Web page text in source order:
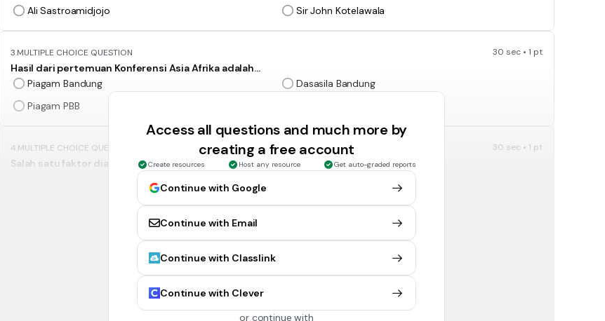
Ali Sastroamidjojo
Sir John Kotelawala
3.MULTIPLE CHOICE QUESTION 30 sec • 1 pt
Hasil dari pertemuan Konferensi Asia Afrika adalah...
Piagam Bandung
Dasasila Bandung
Piagam PBB
4. MULTIPLE CHOICE QUESTION 30 sec • 1 pt
Salah satu faktor diadakannya Konferensi Asia Afrika?
Kemenangan Jepang atas Rusia
Pemboman Nagasaki dan Hiroshima
Aksi anarkis di berbagai negara Asia
Berikut agenda yang dibicarakan dalam Konferensi Asia Afrika, kecuali...
Kerjasama budaya
Access all questions and much more by
creating a free account
Create resources Host any resource Get auto-graded reports
Continue with Google
Continue with Email
Continue with Classlink
Continue with Clever
or continue with